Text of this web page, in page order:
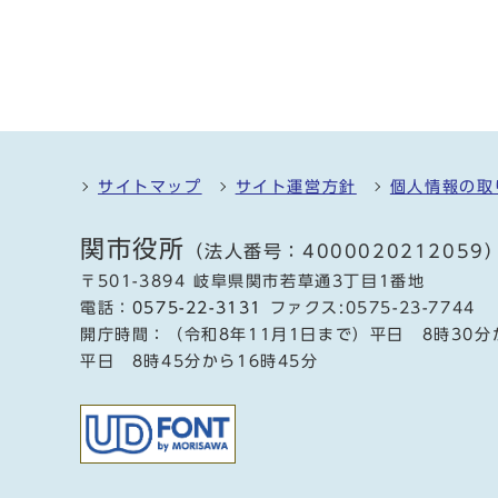
サイトマップ サイト運営方針 個人情報の取
関市役所 （法人番号：4000020212059）
〒501-3894 岐阜県関市若草通3丁目1番地
電話： 0575-22-3131
ファクス:0575-23-7744
開庁時間：（令和8年11月1日まで）平日 8時30分
平日 8時45分から16時45分